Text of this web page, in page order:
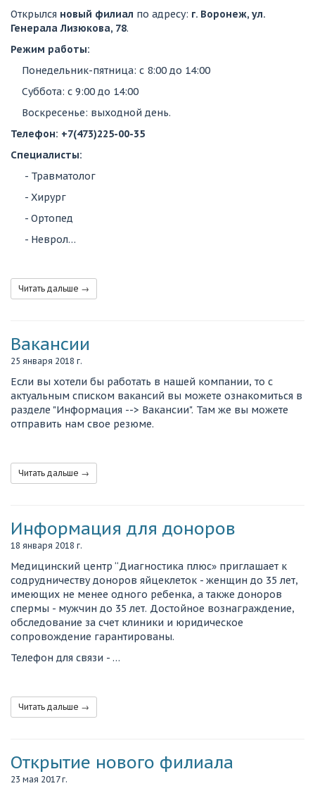
Открылся новый филиал по адресу: г. Воронеж, ул.
Генерала Лизюкова, 78.
Режим работы:
Понедельник-пятница: с 8:00 до 14:00
Суббота: с 9:00 до 14:00
Воскресенье: выходной день.
Телефон: +7(473)225-00-35
Специалисты:
- Травматолог
- Хирург
- Ортопед
- Неврол…
Читать дальше →
Вакансии
25 января 2018 г.
Если вы хотели бы работать в нашей компании, то с
актуальным списком вакансий вы можете ознакомиться в
разделе "Информация --> Вакансии". Там же вы можете
отправить нам свое резюме.
Читать дальше →
Информация для доноров
18 января 2018 г.
Медицинский центр “Диагностика плюс» приглашает к
содрудничеству доноров яйцеклеток - женщин до 35 лет,
имеющих не менее одного ребенка, а также доноров
спермы - мужчин до 35 лет. Достойное вознаграждение,
обследование за счет клиники и юридическое
сопровождение гарантированы.
Телефон для связи - …
Читать дальше →
Открытие нового филиала
23 мая 2017 г.